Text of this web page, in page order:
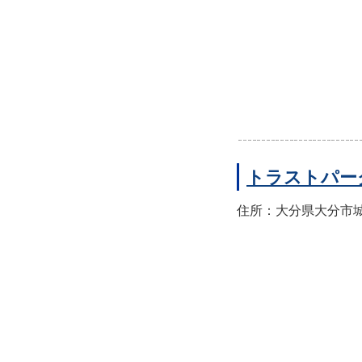
トラストパ
住所：大分県大分市